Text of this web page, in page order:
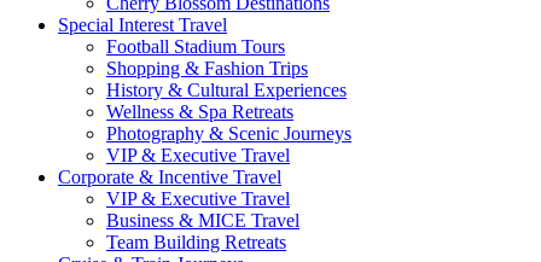
Special Interest Travel
Football Stadium Tours
Shopping & Fashion Trips
History & Cultural Experiences
Wellness & Spa Retreats
Photography & Scenic Journeys
VIP & Executive Travel
Corporate & Incentive Travel
VIP & Executive Travel
Business & MICE Travel
Team Building Retreats